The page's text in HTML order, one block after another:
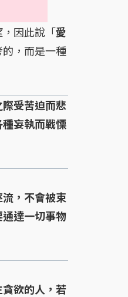
因此說「愛
，而是一種
受苦迫而悲
妄執而戰慄
，不會被束
達一切事物
欲的人，若